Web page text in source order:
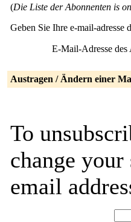
(Die Liste der Abonnenten is
Geben Sie Ihre e-mail-adresse
E-Mail-Adresse des
Austragen / Ändern einer
To
change
email